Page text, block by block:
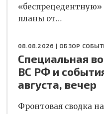
планы от…
08.08.2026 | ОБЗОР
Специальная
ВС РФ и
августа, вечер
Фронтовая сводка на